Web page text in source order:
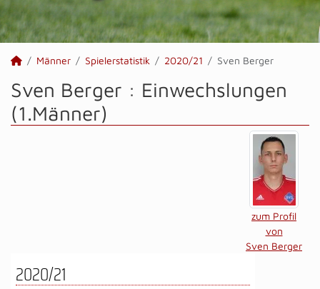
Männer Spielerstatistik 2020/21 Sven Berger
Sven Berger : Einwechslungen
(1.Männer)
zum Profil
von
Sven Berger
2020/21